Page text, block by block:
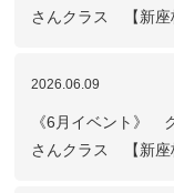
さんクラス 【新座
2026.06.09
《6月イベント》
さんクラス 【新座